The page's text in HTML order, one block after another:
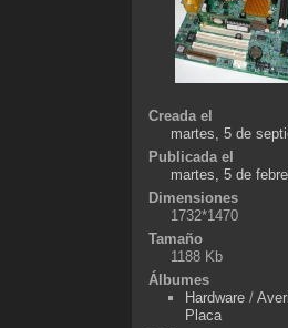
Creada el
martes, 5 de
Publicada el
martes, 5 de
Dimensiones
1732*1470
Tamaño
1188 Kb
Álbumes
Hardware/
Placa